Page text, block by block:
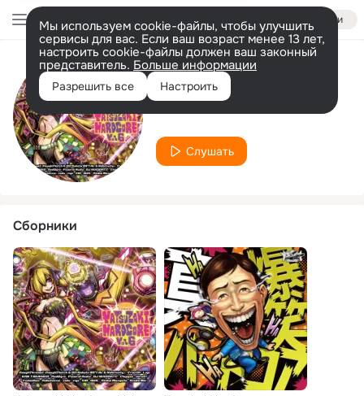
Войти
Мы используем cookie-файлы, чтобы улучшить
сервисы для вас. Если ваш возраст менее 13 лет,
настроить cookie-файлы должен ваш законный
представитель. Больше информации
Разрешить все Настроить
Исполнитель
DJ IKKODATE
Слушать
Сборники